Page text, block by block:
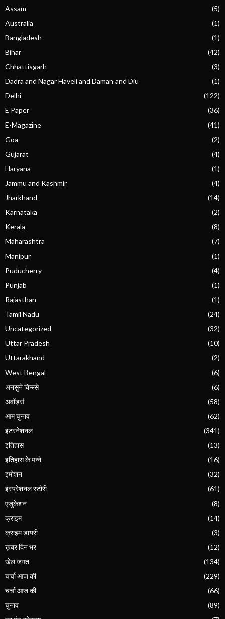
Assam
(5)
Australia
(1)
Bangladesh
(1)
Bihar
(42)
Chhattisgarh
(3)
Dadra and Nagar Haveli and Daman and Diu
(1)
Delhi
(122)
E Paper
(36)
E-Magazine
(41)
Goa
(2)
Gujarat
(4)
Haryana
(1)
Jammu and Kashmir
(4)
Jharkhand
(14)
Karnataka
(2)
Kerala
(8)
Maharashtra
(7)
Manipur
(1)
Puducherry
(4)
Punjab
(1)
Rajasthan
(1)
Tamil Nadu
(24)
Uncategorized
(32)
Uttar Pradesh
(10)
Uttarakhand
(2)
West Bengal
(6)
अनसुने किस्से
(6)
अवॉर्ड्स
(58)
आम चुनाव
(62)
इंटरनेशनल
(341)
इतिहास
(13)
इतिहास के पन्ने
(16)
इमोशन
(32)
इंस्प्रेशनल स्टोरी
(61)
एजुकेशन
(8)
क्राइम
(14)
क्राइम डायरी
(3)
ख़बर दिन भर
(12)
खेल जगत
(134)
चर्चा आज की
(229)
चर्चा आज की
(66)
चुनाव
(89)